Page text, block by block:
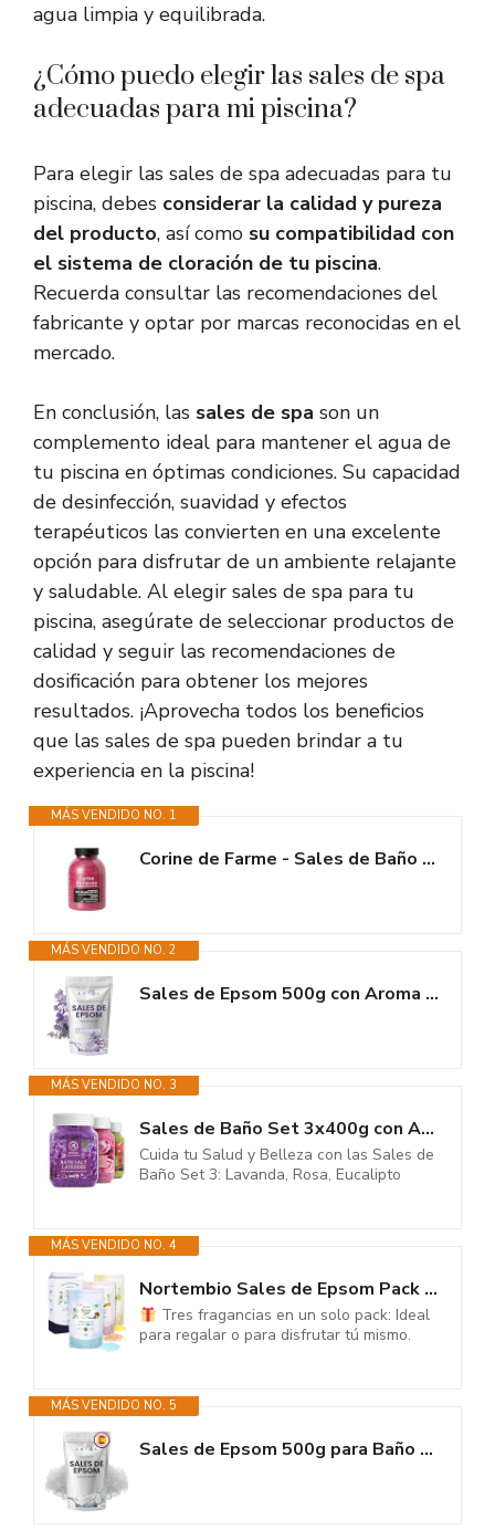
agua limpia y equilibrada.
¿Cómo puedo elegir las sales de spa
adecuadas para mi piscina?
Para elegir las sales de spa adecuadas para tu
piscina, debes considerar la calidad y pureza
del producto, así como su compatibilidad con
el sistema de cloración de tu piscina.
Recuerda consultar las recomendaciones del
fabricante y optar por marcas reconocidas en el
mercado.
En conclusión, las sales de spa son un
complemento ideal para mantener el agua de
tu piscina en óptimas condiciones. Su capacidad
de desinfección, suavidad y efectos
terapéuticos las convierten en una excelente
opción para disfrutar de un ambiente relajante
y saludable. Al elegir sales de spa para tu
piscina, asegúrate de seleccionar productos de
calidad y seguir las recomendaciones de
dosificación para obtener los mejores
resultados. ¡Aprovecha todos los beneficios
que las sales de spa pueden brindar a tu
experiencia en la piscina!
MÁS VENDIDO NO. 1
Corine de Farme - Sales de Baño Marinas Sensual Rosa - Sales Perfumadas de...
MÁS VENDIDO NO. 2
Sales de Epsom 500g con Aroma a Lavanda – Relajación Muscular y...
MÁS VENDIDO NO. 3
Sales de Baño Set 3x400g con Aceite 100% Natural Lavender - Rosas -...
Cuida tu Salud y Belleza con las Sales de
Baño Set 3: Lavanda, Rosa, Eucalipto
MÁS VENDIDO NO. 4
Nortembio Sales de Epsom Pack Regalo 3 Fragancias Jazmín, Canela y Coco 3...
Tres fragancias en un solo pack: Ideal
para regalar o para disfrutar tú mismo.
MÁS VENDIDO NO. 5
Sales de Epsom 500g para Baño y Pies – Relajación Muscular y Detox con...